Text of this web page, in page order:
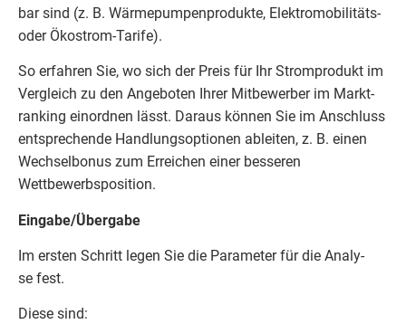
bar sind (z. B. Wär­me­pum­pen­pro­duk­te, Elek­tro­mo­bi­li­täts-
oder Ökostrom-Tarife).
So erfah­ren Sie, wo sich der Preis für Ihr Strom­pro­dukt im
Ver­gleich zu den Ange­bo­ten Ihrer Mit­be­wer­ber im Mark­t­
ran­king ein­ord­nen lässt. Dar­aus kön­nen Sie im Anschluss
ent­spre­chen­de Hand­lungs­op­tio­nen ablei­ten, z. B. einen
Wech­sel­bo­nus zum Errei­chen einer bes­se­ren
Wettbewerbsposition.
Eingabe/​Übergabe
Im ers­ten Schritt legen Sie die Para­me­ter für die Ana­ly­
se fest.
Die­se sind: